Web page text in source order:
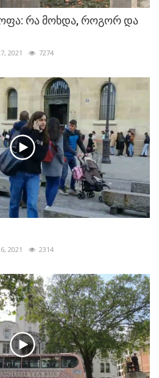
რა მოხდა, როგორ და
2021 7274
2021 2314